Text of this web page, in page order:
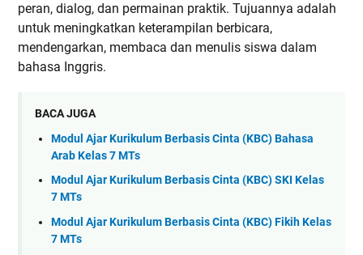
peran, dialog, dan permainan praktik. Tujuannya adalah
untuk meningkatkan keterampilan berbicara,
mendengarkan, membaca dan menulis siswa dalam
bahasa Inggris.
BACA JUGA
Modul Ajar Kurikulum Berbasis Cinta (KBC) Bahasa
Arab Kelas 7 MTs
Modul Ajar Kurikulum Berbasis Cinta (KBC) SKI Kelas
7 MTs
Modul Ajar Kurikulum Berbasis Cinta (KBC) Fikih Kelas
7 MTs